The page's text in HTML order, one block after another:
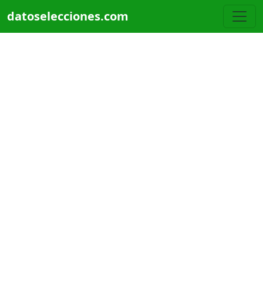
datoselecciones.com